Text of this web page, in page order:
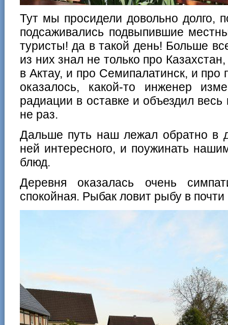
Тут мы просидели довольно долго,
подсаживались подвыпившие
туристы! да в такой день! Больше
из них знал не только про
в Актау, и про Семипалатинск, и
оказалось, какой-то инженер
радиации в оставке и объездил
не раз.
Дальше путь наш лежал обратно в
ней интересного, и поужинать
блюд.
Деревня оказалась очень
спокойная. Рыбак ловит рыбу в